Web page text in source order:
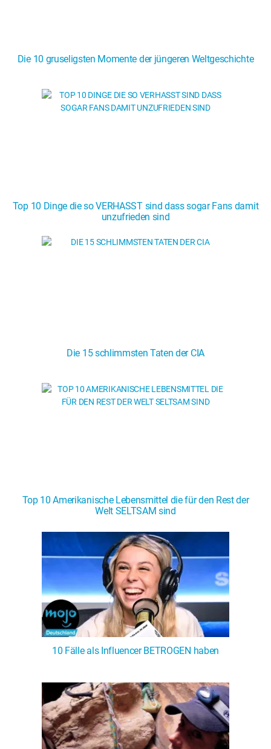
Die 10 gruseligsten Momente der jüngeren Weltgeschichte
Top 10 Dinge die so VERHASST sind dass sogar Fans damit
unzufrieden sind
Die 15 schlimmsten Taten der CIA
Top 10 Amerikanische Lebensmittel die für den Rest der
Welt SELTSAM sind
10 Fälle als Influencer BETROGEN haben